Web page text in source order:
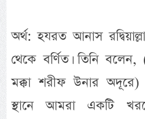
অর্থ: হযরত আনাস
থেকে বর্ণিত। তিনি বলেন,
মক্কা শরীফ উনার অদূরে)
স্থানে আমরা একটি